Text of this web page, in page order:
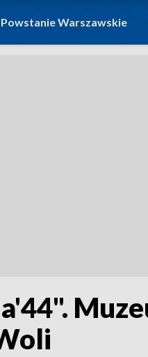
Powstanie Warszawskie